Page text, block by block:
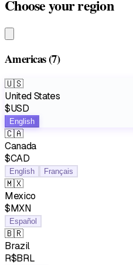
Choose your region
Americas(7)
🇺🇸
United States
$USD
English
🇨🇦
Canada
$CAD
English Français
🇲🇽
Mexico
$MXN
Español
🇧🇷
Brazil
R$BRL